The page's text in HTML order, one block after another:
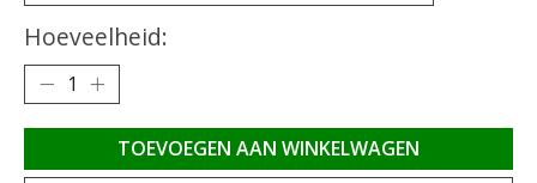
Hoeveelheid:
TOEVOEGEN AAN WINKELWAGEN